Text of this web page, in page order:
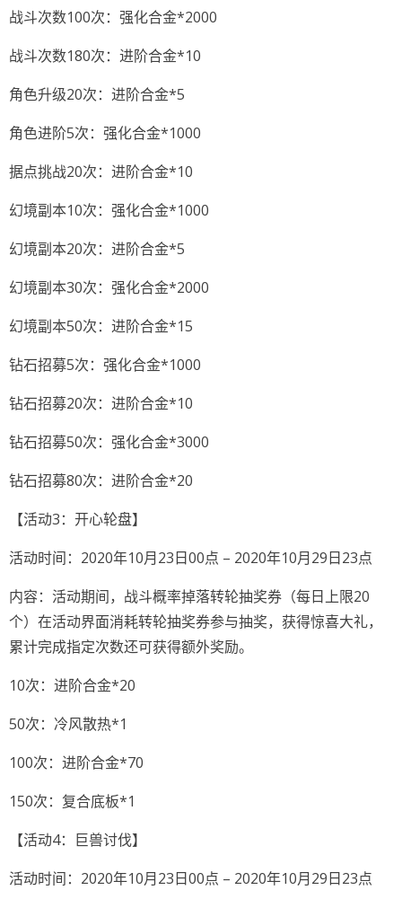
战斗次数100次：强化合金*2000
战斗次数180次：进阶合金*10
角色升级20次：进阶合金*5
角色进阶5次：强化合金*1000
据点挑战20次：进阶合金*10
幻境副本10次：强化合金*1000
幻境副本20次：进阶合金*5
幻境副本30次：强化合金*2000
幻境副本50次：进阶合金*15
钻石招募5次：强化合金*1000
钻石招募20次：进阶合金*10
钻石招募50次：强化合金*3000
钻石招募80次：进阶合金*20
【活动3：开心轮盘】
活动时间：2020年10月23日00点 – 2020年10月29日23点
内容：活动期间，战斗概率掉落转轮抽奖券（每日上限20
个）在活动界面消耗转轮抽奖券参与抽奖，获得惊喜大礼，
累计完成指定次数还可获得额外奖励。
10次：进阶合金*20
50次：冷风散热*1
100次：进阶合金*70
150次：复合底板*1
【活动4：巨兽讨伐】
活动时间：2020年10月23日00点 – 2020年10月29日23点